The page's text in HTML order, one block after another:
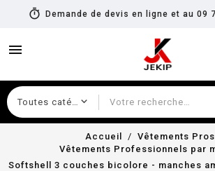
timer Demande de devis en ligne et au 09
menu
Accueil
Vêtements Pros
Vêtements Professionnels par
Softshell 3 couches bicolore - manches